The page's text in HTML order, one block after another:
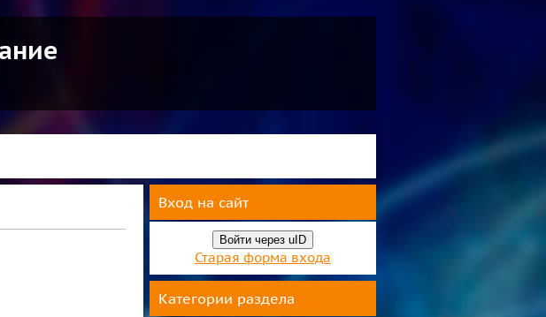
Вход на сайт
Войти через uID
Старая форма входа
Категории раздела